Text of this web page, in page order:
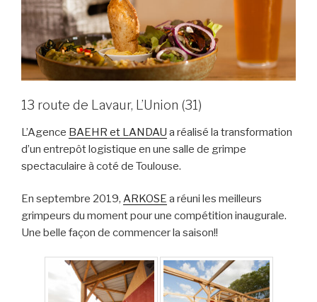
13 route de Lavaur, L’Union (31)
L’Agence BAEHR et LANDAU a réalisé la transformation
d’un entrepôt logistique en une salle de grimpe
spectaculaire à coté de Toulouse.
En septembre 2019, ARKOSE a réuni les meilleurs
grimpeurs du moment pour une compétition inaugurale.
Une belle façon de commencer la saison!!